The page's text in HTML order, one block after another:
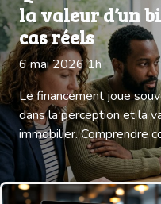
la valeur d’un
cas réels
6 mai 2026 1h
Le financement joue
dans la perception et la
immobilier. Comprendre
financement influencent
logement permet
achat ou d’une vente.